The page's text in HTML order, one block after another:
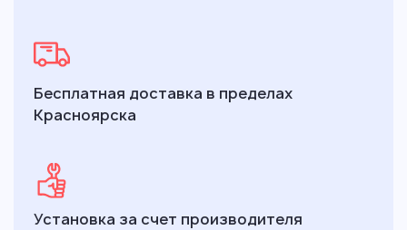
Бесплатная доставка в пределах
Красноярска
Установка за счет производителя